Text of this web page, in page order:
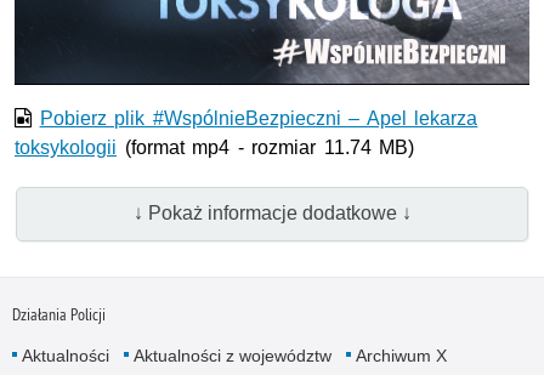
wideo
Pobierz plik #WspólnieBezpieczni – Apel lekarza
toksykologii (format mp4 - rozmiar 11.74 MB)
↓ Pokaż informacje dodatkowe ↓
Działania Policji
Aktualności Aktualności z województw
Archiwum X